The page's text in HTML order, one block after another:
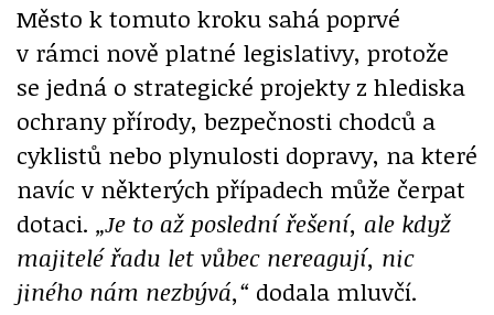
Město k tomuto kroku sahá poprvé
v rámci nově platné legislativy, protože
se jedná o strategické projekty z hlediska
ochrany přírody, bezpečnosti chodců a
cyklistů nebo plynulosti dopravy, na které
navíc v některých případech může čerpat
dotaci. „Je to až poslední řešení, ale když
majitelé řadu let vůbec nereagují, nic
jiného nám nezbývá,“ dodala mluvčí.